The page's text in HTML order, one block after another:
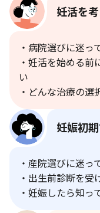
妊活を
・病院選びに迷っ
・妊活を始める前
い
・どんな治療の選
妊娠初
・産院選びに迷っ
・出生前診断を受
・妊娠したら知っ